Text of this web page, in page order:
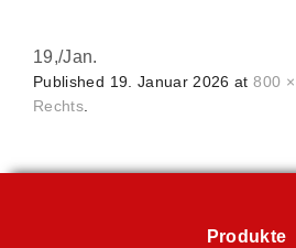
19,/Jan.
Published 19. Januar 2026 at800
Rechts.
Produkte